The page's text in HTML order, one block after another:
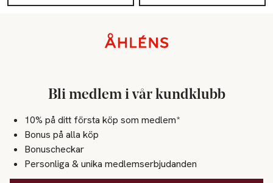
Bli medlem i vår kundklubb
10% på ditt första köp som medlem*
Bonus på alla köp
Bonuscheckar
Personliga & unika medlemserbjudanden